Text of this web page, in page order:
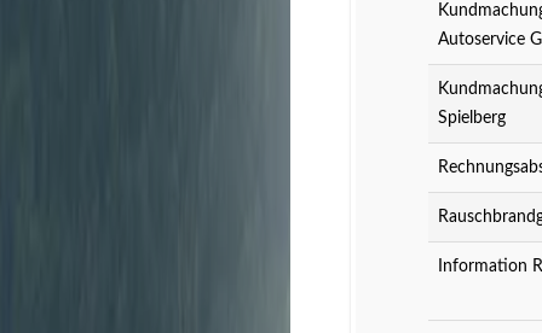
Autoservice
Spielberg
Information